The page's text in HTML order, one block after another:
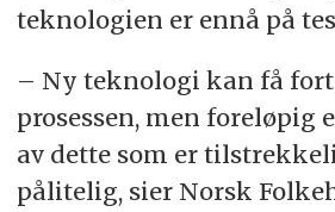
Hvorav ryddet i 2023:
Antall objekter funnet og
november 2023): Omlag
eksplosiver og 2900 kg
inkl. 3124 flybomber.
teknologien er ennå på
– Ny teknologi kan få
prosessen, men foreløpig
av dette som er
pålitelig, sier Norsk